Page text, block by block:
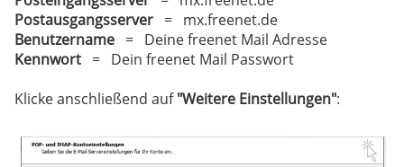
Postausgangsserver = mx.freenet.de
Benutzername = Deine freenet Mail Adresse
Kennwort = Dein freenet Mail Passwort
Klicke anschließend auf"Weitere Einstellungen":